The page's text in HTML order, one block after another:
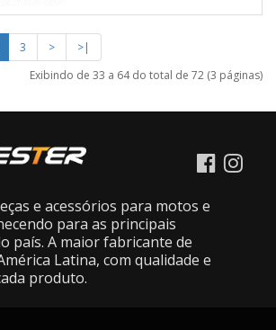
3 >
>|
Exibindo de 33 a 64 do total de 72 (3 páginas)
e acessórios para motos e
para as principais
país. A maior fabricante de
Latina, com qualidade e
produto.